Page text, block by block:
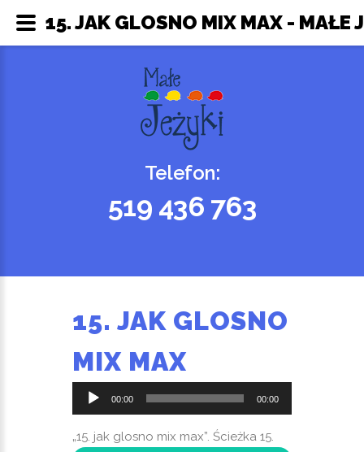
Telefon:
519 436 763
15. JAK GLOSNO
MIX MAX
Odtwarzacz
plików
dźwiękowych
00:00 00:00
„15. jak glosno mix max”. Ścieżka 15.
15. JAK GLOSNO MIX MAX - MAŁE